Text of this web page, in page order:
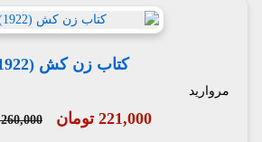
کتاب زن کش (1922)
مروارید
221,000 تومان 260,000 تومان